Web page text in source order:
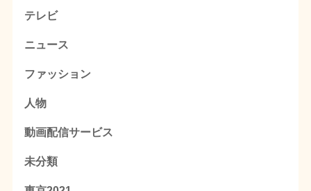
テレビ
ニュース
ファッション
人物
動画配信サービス
未分類